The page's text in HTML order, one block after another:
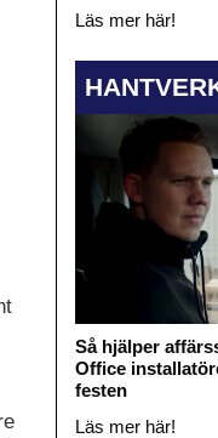
Läs mer här!
Så hjälper
Office
festen
Läs mer här!